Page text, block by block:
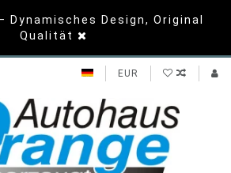
Dynamisches Design, Original
Qualität
EUR